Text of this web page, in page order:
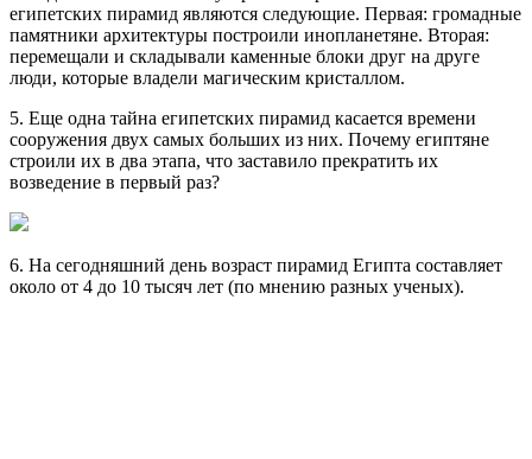
египетских пирамид являются следующие. Первая: громадные
памятники архитектуры построили инопланетяне. Вторая:
перемещали и складывали каменные блоки друг на друге
люди, которые владели магическим кристаллом.
5. Еще одна тайна египетских пирамид касается времени
сооружения двух самых больших из них. Почему египтяне
строили их в два этапа, что заставило прекратить их
возведение в первый раз?
6. На сегодняшний день возраст пирамид Египта составляет
около от 4 до 10 тысяч лет (по мнению разных ученых).